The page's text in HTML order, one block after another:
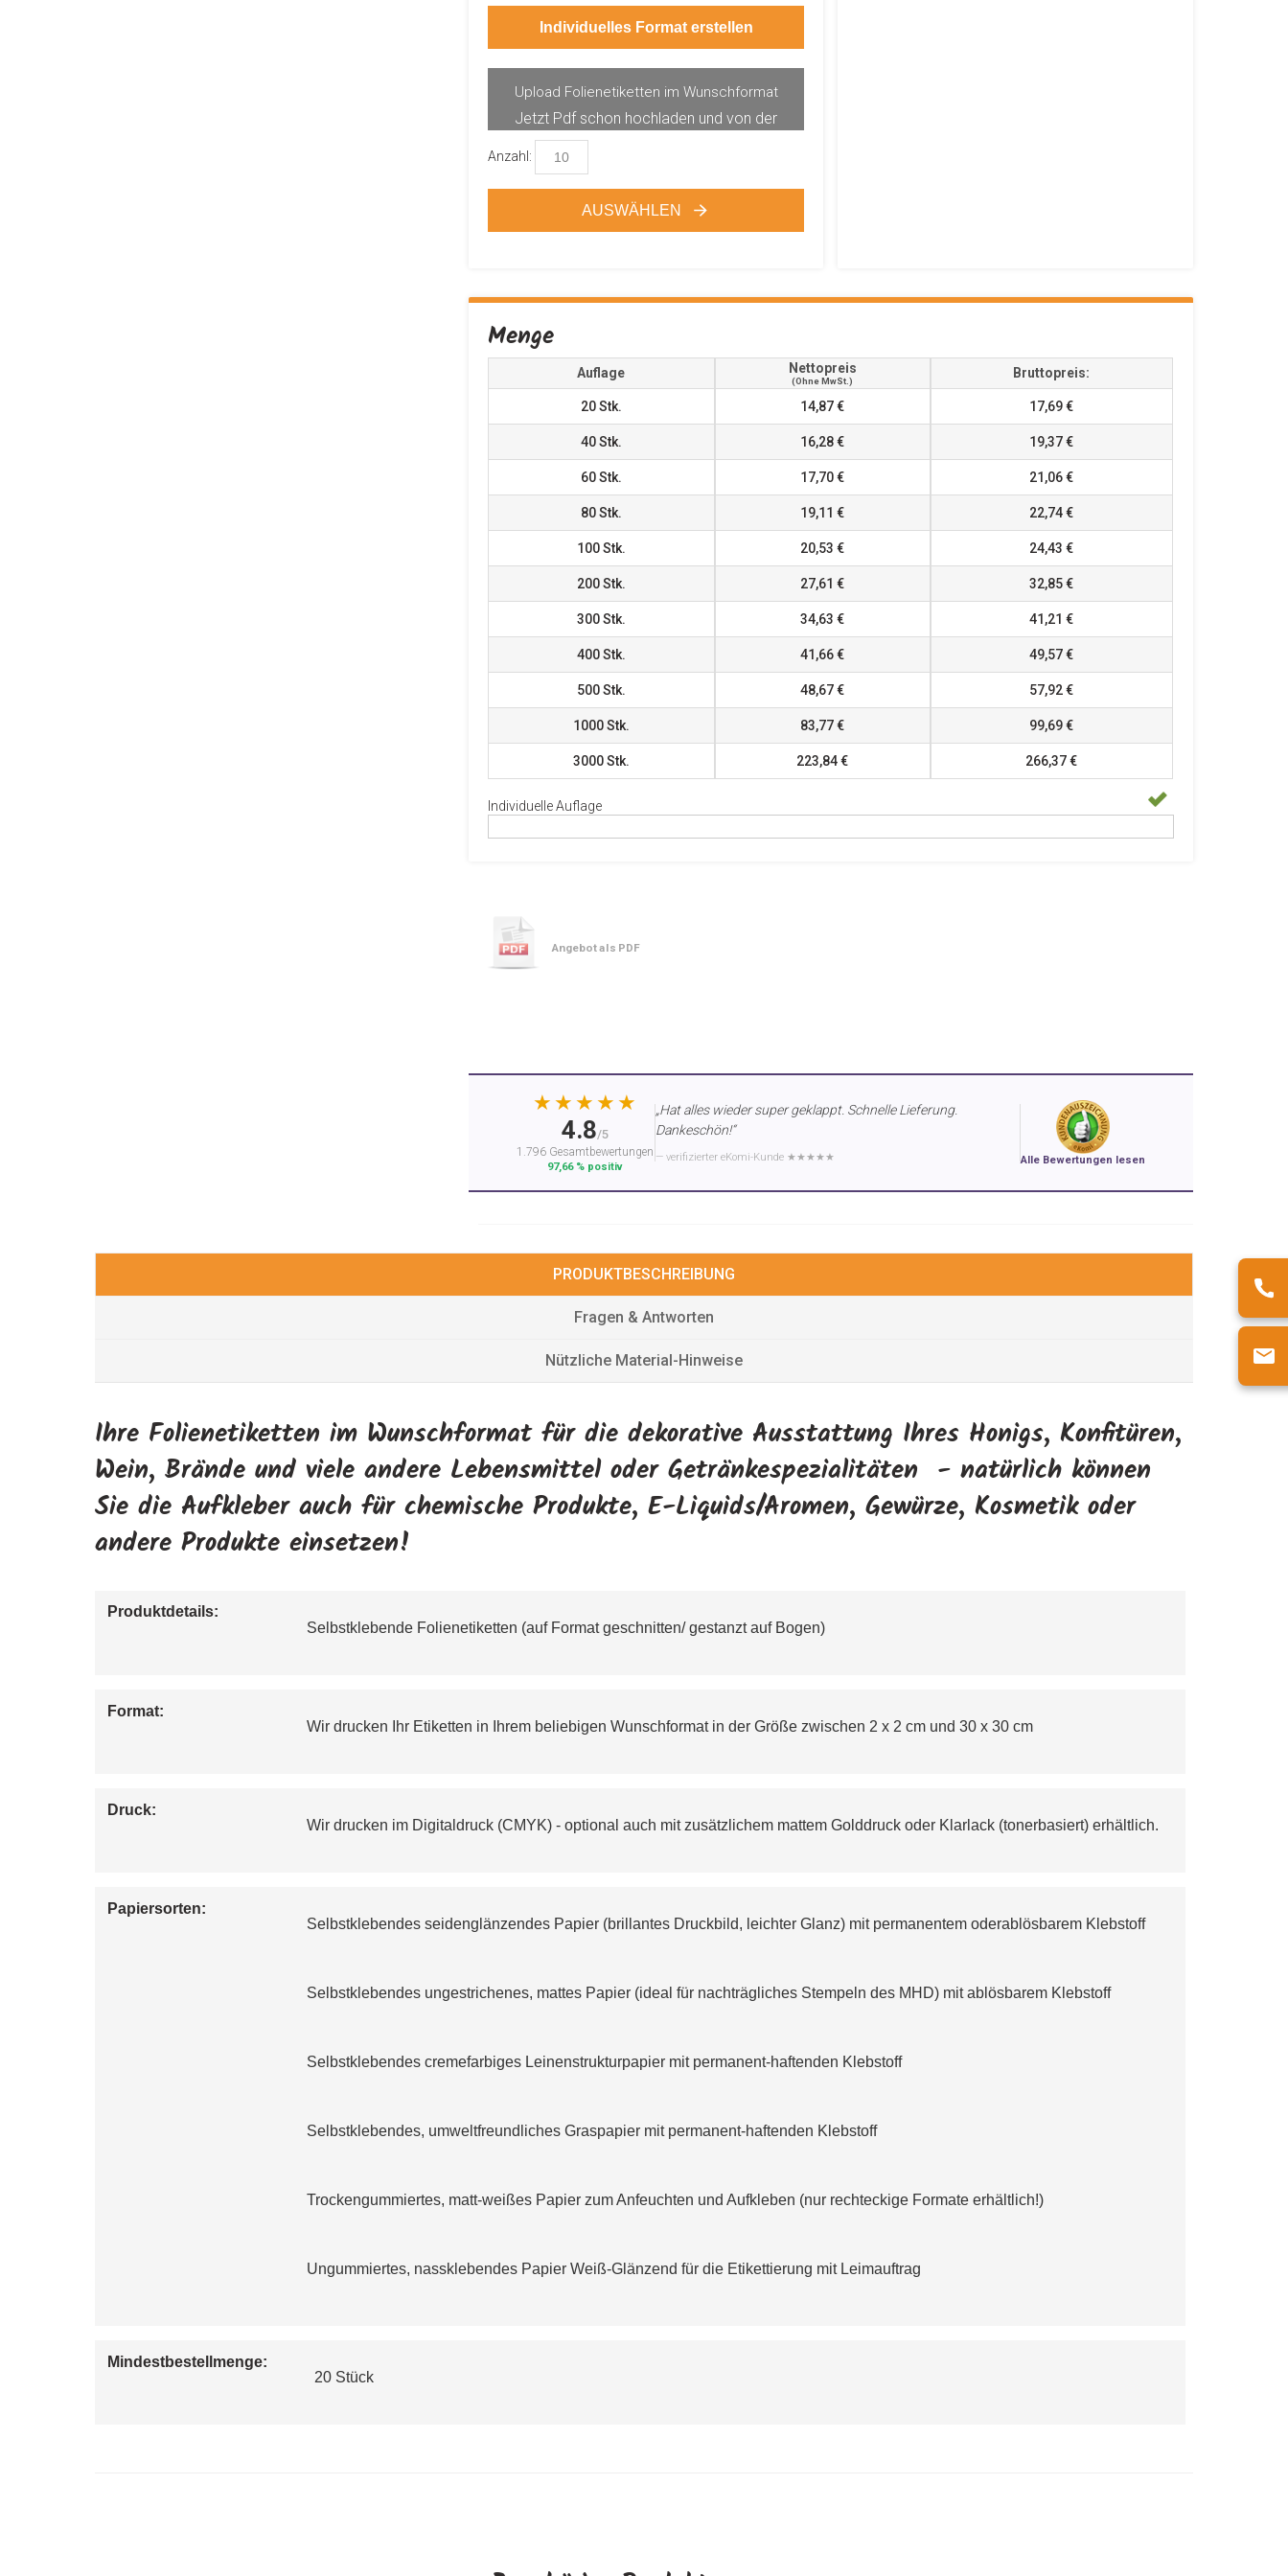
Individuelles Format erstellen
Upload Folienetiketten im Wunschformat
Jetzt Pdf schon hochladen und von der
Produktvorschau profitieren.
Anzahl:
AUSWÄHLEN
Menge
Auflage Nettopreis
(ohne MwSt.)
Bruttopreis:
20Stk. 14,87 € 17,69 €
40Stk. 16,28 € 19,37 €
60Stk. 17,70 € 21,06 €
80Stk. 19,11 € 22,74 €
100Stk. 20,53 € 24,43 €
200Stk. 27,61 € 32,85 €
300Stk. 34,63 € 41,21 €
400Stk. 41,66 € 49,57 €
500Stk. 48,67 € 57,92 €
1000Stk. 83,77 € 99,69 €
3000Stk. 223,84 € 266,37 €
Individuelle Auflage
Angebot als PDF
★★★★★
4.8/5
1.796 Gesamtbewertungen
97,66 % positiv
„Hat alles wieder super geklappt. Schnelle Lieferung.
Dankeschön!“
— verifizierter eKomi-Kunde ★★★★★ Alle Bewertungen lesen
PRODUKTBESCHREIBUNG
Fragen & Antworten
Nützliche Material-Hinweise
Ihre Folienetiketten im Wunschformat für die dekorative Ausstattung Ihres Honigs, Konfitüren,
Wein, Brände und viele andere Lebensmittel oder Getränkespezialitäten - natürlich können
Sie die Aufkleber auch für chemische Produkte, E-Liquids/Aromen, Gewürze, Kosmetik oder
andere Produkte einsetzen!
Produktdetails:
Selbstklebende Folienetiketten (auf Format geschnitten/ gestanzt auf Bogen)
Format:
Wir drucken Ihr Etiketten in Ihrem beliebigen Wunschformat in der Größe zwischen 2 x 2 cm und 30 x 30 cm
Druck:
Wir drucken im Digitaldruck (CMYK) - optional auch mit zusätzlichem mattem Golddruck oder Klarlack (tonerbasiert) erhältlich.
Papiersorten:
Selbstklebendes seidenglänzendes Papier (brillantes Druckbild, leichter Glanz) mit permanentem oderablösbarem Klebstoff
Selbstklebendes ungestrichenes, mattes Papier (ideal für nachträgliches Stempeln des MHD) mit ablösbarem Klebstoff
Selbstklebendes cremefarbiges Leinenstrukturpapier mit permanent-haftenden Klebstoff
Selbstklebendes, umweltfreundliches Graspapier mit permanent-haftenden Klebstoff
Trockengummiertes, matt-weißes Papier zum Anfeuchten und Aufkleben (nur rechteckige Formate erhältlich!)
Ungummiertes, nassklebendes Papier Weiß-Glänzend für die Etikettierung mit Leimauftrag
Mindestbestellmenge:
20 Stück